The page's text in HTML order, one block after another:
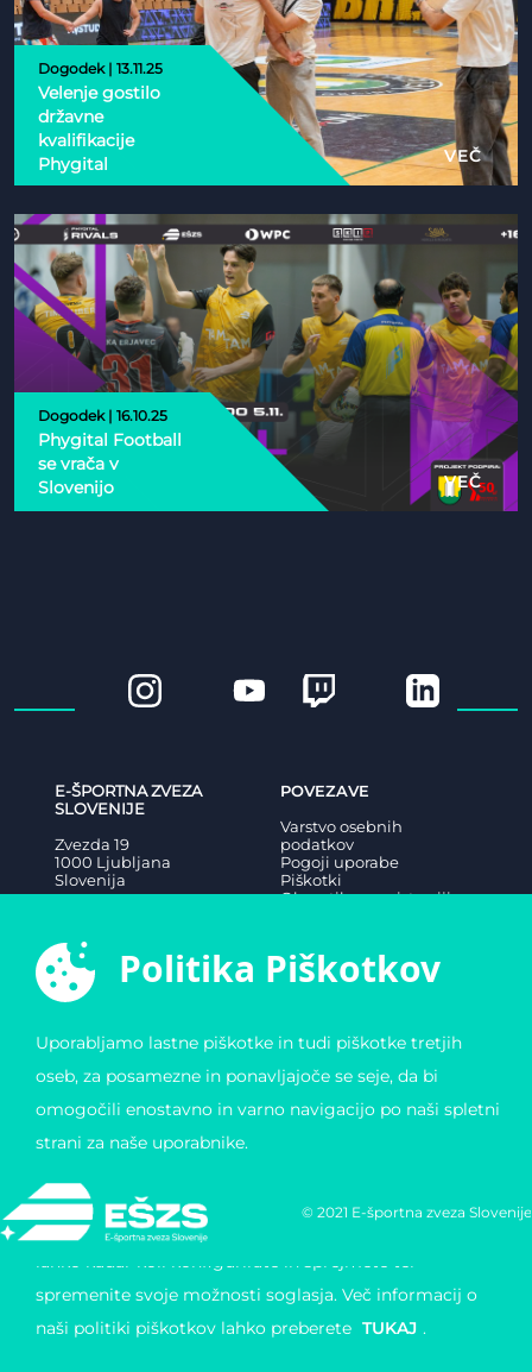
Dogodek | 13.11.25
Velenje gostilo
državne
kvalifikacije
Phygital
VEČ
Dogodek | 16.10.25
Phygital Football
se vrača v
Slovenijo
VEČ
E-ŠPORTNA ZVEZA
SLOVENIJE
Zvezda 19
1000 Ljubljana
Slovenija
Davčna številka: 11823739
POVEZAVE
Varstvo osebnih
podatkov
Pogoji uporabe
Piškotki
Obvestilo o registraciji
© 2021 E-športna zveza Slovenije
Politika Piškotkov
Uporabljamo lastne piškotke in tudi piškotke tretjih
oseb, za posamezne in ponavljajoče se seje, da bi
omogočili enostavno in varno navigacijo po naši spletni
strani za naše uporabnike.
Hkrati uporabljamo piškotke za merjenje in pridobivanje
statističnih podatkov o navigaciji uporabnikov. Piškotke
lahko kadar koli konfigurirate in sprejmete ter
spremenite svoje možnosti soglasja. Več informacij o
naši politiki piškotkov lahko preberete TUKAJ .